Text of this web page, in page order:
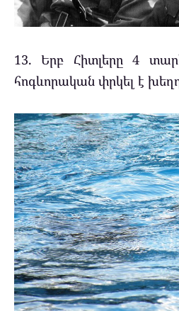
13. Երբ Հիտլերը 4
հոգևորական փրկել է